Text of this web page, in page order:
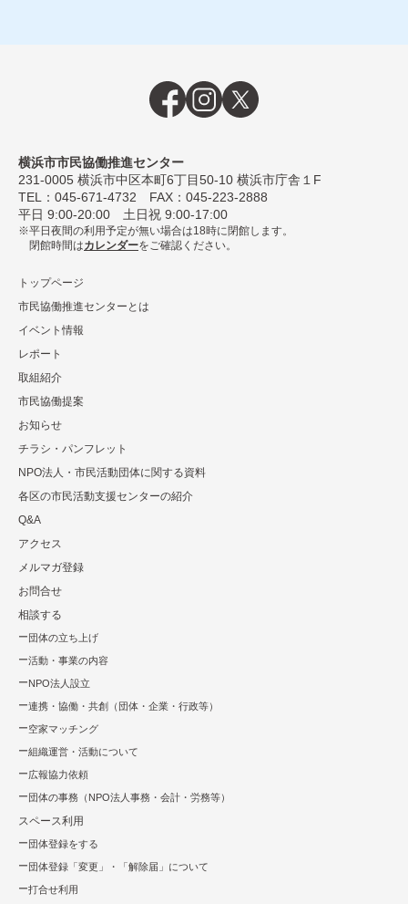
横浜市市民協働推進センター
231-0005 横浜市中区本町6丁⽬50-10 横浜市庁舎１F
TEL： 045-671-4732 FAX：045-223-2888
平⽇ 9:00-20:00 ⼟⽇祝 9:00-17:00
平日夜間の利用予定が無い場合は18時に閉館します。
閉館時間はカレンダーをご確認ください。
トップページ
市民協働推進センターとは
イベント情報
レポート
取組紹介
市⺠協働提案
お知らせ
チラシ・パンフレット
NPO法⼈・市⺠活動団体に関する資料
各区の市⺠活動⽀援センターの紹介
Q&A
アクセス
メルマガ登録
お問合せ
相談する
団体の立ち上げ
活動・事業の内容
NPO法⼈設⽴
連携・協働・共創（団体・企業・⾏政等）
空家マッチング
組織運営・活動について
広報協⼒依頼
団体の事務（NPO法人事務・会計・労務等）
スペース利用
団体登録をする
団体登録「変更」・「解除届」について
打合せ利用